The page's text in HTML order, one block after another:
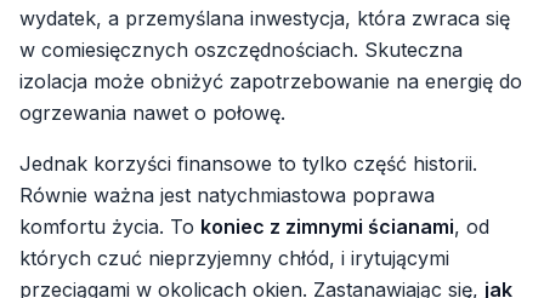
wydatek, a przemyślana inwestycja, która zwraca się
w comiesięcznych oszczędnościach. Skuteczna
izolacja może obniżyć zapotrzebowanie na energię do
ogrzewania nawet o połowę.
Jednak korzyści finansowe to tylko część historii.
Równie ważna jest natychmiastowa poprawa
komfortu życia. To koniec z zimnymi ścianami, od
których czuć nieprzyjemny chłód, i irytującymi
przeciągami w okolicach okien. Zastanawiając się, jak